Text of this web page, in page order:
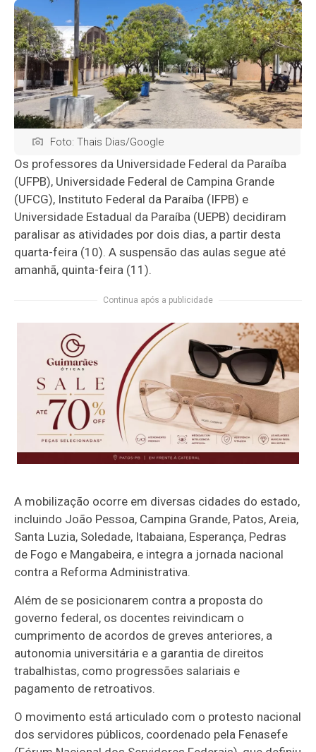
Foto: Thais Dias/Google
Os professores da Universidade Federal da Paraíba
(UFPB), Universidade Federal de Campina Grande
(UFCG), Instituto Federal da Paraíba (IFPB) e
Universidade Estadual da Paraíba (UEPB) decidiram
paralisar as atividades por dois dias, a partir desta
quarta-feira (10). A suspensão das aulas segue até
amanhã, quinta-feira (11).
Continua após a publicidade
A mobilização ocorre em diversas cidades do estado,
incluindo João Pessoa, Campina Grande, Patos, Areia,
Santa Luzia, Soledade, Itabaiana, Esperança, Pedras
de Fogo e Mangabeira, e integra a jornada nacional
contra a Reforma Administrativa.
Além de se posicionarem contra a proposta do
governo federal, os docentes reivindicam o
cumprimento de acordos de greves anteriores, a
autonomia universitária e a garantia de direitos
trabalhistas, como progressões salariais e
pagamento de retroativos.
O movimento está articulado com o protesto nacional
dos servidores públicos, coordenado pela Fenasefe